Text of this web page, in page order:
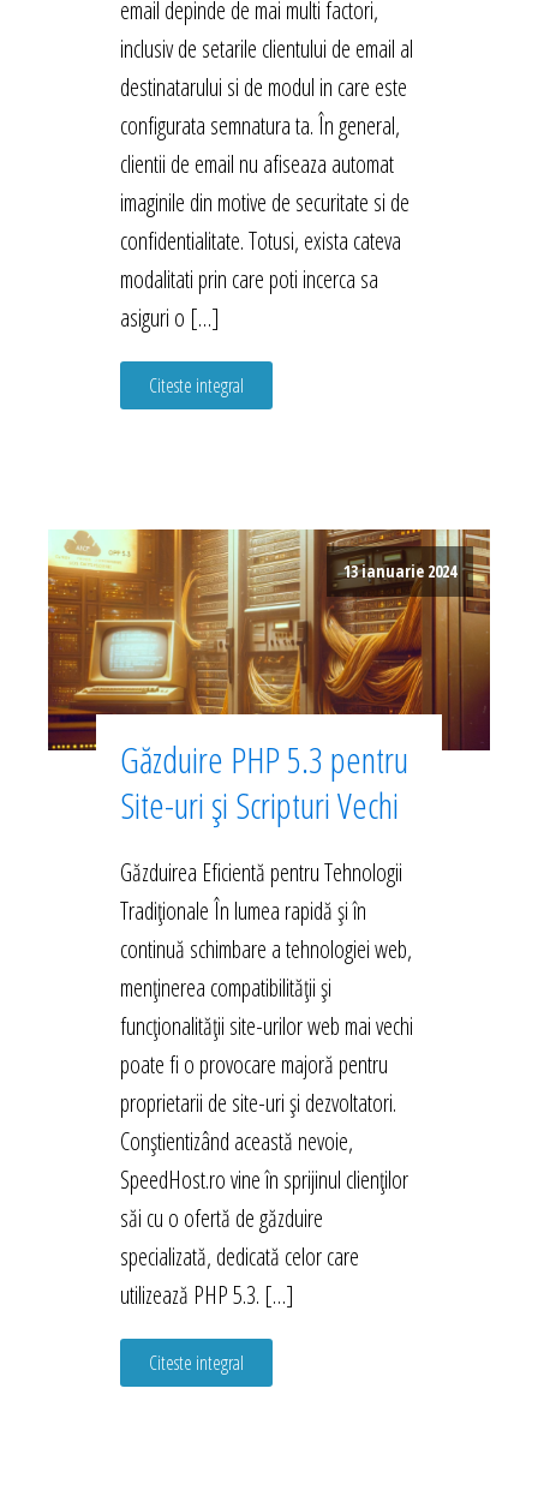
email depinde de mai multi factori,
inclusiv de setarile clientului de email al
destinatarului si de modul in care este
configurata semnatura ta. În general,
clientii de email nu afiseaza automat
imaginile din motive de securitate si de
confidentialitate. Totusi, exista cateva
modalitati prin care poti incerca sa
asiguri o […]
Citeste integral
13 ianuarie 2024
Găzduire PHP 5.3 pentru
Site-uri și Scripturi Vechi
Găzduirea Eficientă pentru Tehnologii
Tradiționale În lumea rapidă și în
continuă schimbare a tehnologiei web,
menținerea compatibilității și
funcționalității site-urilor web mai vechi
poate fi o provocare majoră pentru
proprietarii de site-uri și dezvoltatori.
Conștientizând această nevoie,
SpeedHost.ro vine în sprijinul clienților
săi cu o ofertă de găzduire
specializată, dedicată celor care
utilizează PHP 5.3. […]
Citeste integral